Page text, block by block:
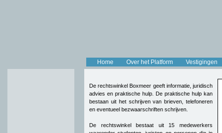
Home Over het Platform Vestigingen
De rechtswinkel Boxmeer geeft informatie, juridisch
advies en praktische hulp. De praktische hulp kan
bestaan uit het schrijven van brieven, telefoneren
en eventueel bezwaarschriften schrijven.
De rechtswinkel bestaat uit 15 medewerkers